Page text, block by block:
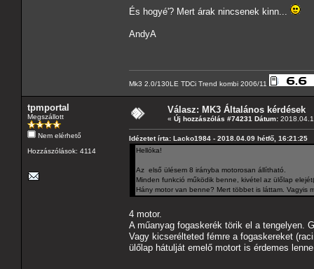
És hogyé'? Mert árak nincsenek kinn...
AndyA
Mk3 2.0/130LE TDCi Trend kombi 2006/11
tpmportal
Megszállott
Nem elérhető
Hozzászólások: 4114
Válasz: MK3 Általános kérdések
« Új hozzászólás #74231 Dátum:
Idézetet írta: Lacko1984 - 2018.04.09 hétfő, 16:21:25
Hellóka!
Az első ülésem 8 irányba motorosan állítható.
Minden funkció működik benne, kivétel az ülőlap
Hány motor van benne? Mert többet is láttam. Vagyis
4 motor.
A műanyag fogaskerék törik el a tengelyen.
Vagy kicserélteted fémre a fogaskereket
ülőlap hátulját emelő motort is érdemes